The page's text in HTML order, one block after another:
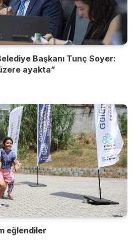
Başkanı Tunç Soyer:
ayakta”
eğlendiler